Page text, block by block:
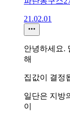
21.02.01
안녕하세요.
해
집값이 결정
일단은 지방
이